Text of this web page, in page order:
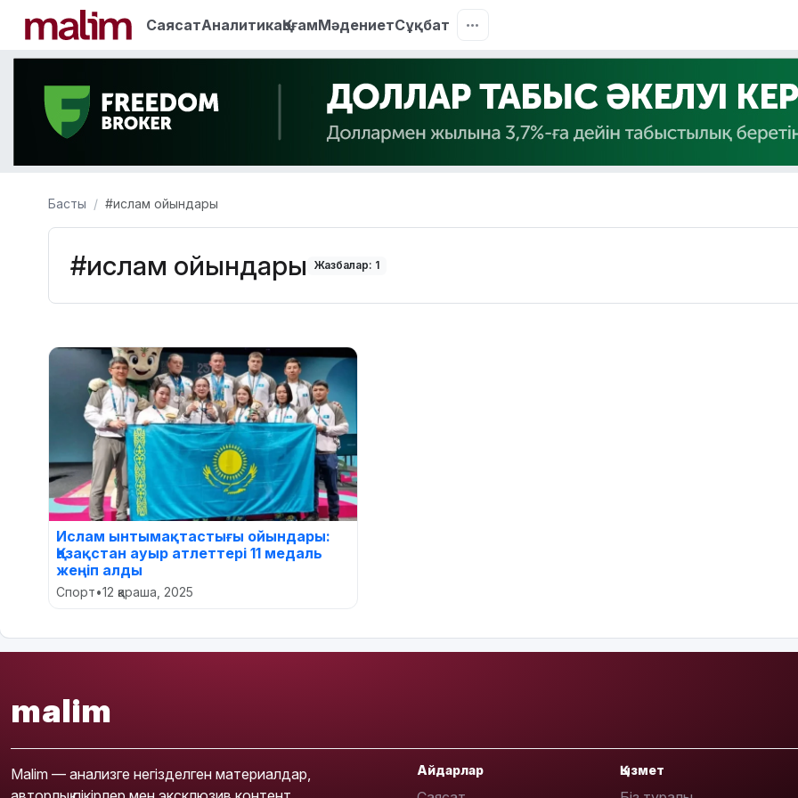
СаясатАналитикаҚоғамМәдениетСұқбат
Басты #ислам ойындары
#ислам ойындары Жазбалар: 1
Ислам ынтымақтастығы ойындары:
Қазақстан ауыр атлеттері 11 медаль
жеңіп алды
Спорт•12 қараша, 2025
malim
Malim — анализге негізделген материалдар,
Айдарлар Қызмет